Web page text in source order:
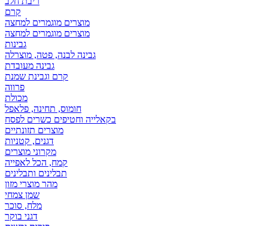
קרם
מוצרים מוגמרים למחצה
מוצרים מוגמרים למחצה
גבינות
גבינה לבנה, פטה, מוצרלה
גבינה מעובדת
קרם וגבינת שמנת
פרווה
מכולת
חומוס, תחינה, פלאפל
בקאלייה וחטיפים כשרים לפסח
מוצרים תזונתיים
דגנים, קטניות
מקרוני מוצרים
קמח, הכל לאפייה
תבלינים ותבלינים
מהר מוצרי מזון
שמן צמחי
מלח, סוכר
דגני בוקר